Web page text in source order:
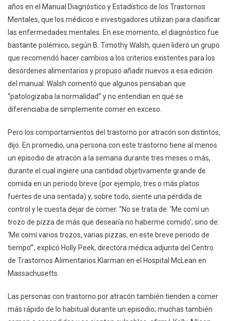
años en el Manual Diagnóstico y Estadístico de los Trastornos
Mentales, que los médicos e investigadores utilizan para clasificar
las enfermedades mentales. En ese momento, el diagnóstico fue
bastante polémico, según B. Timothy Walsh, quien lideró un grupo
que recomendó hacer cambios a los criterios existentes para los
desórdenes alimentarios y propuso añadir nuevos a esa edición
del manual. Walsh comentó que algunos pensaban que
“patologizaba la normalidad” y no entendían en qué se
diferenciaba de simplemente comer en exceso.
Pero los comportamientos del trastorno por atracón son distintos,
dijo. En promedio, una persona con este trastorno tiene al menos
un episodio de atracón a la semana durante tres meses o más,
durante el cual ingiere una cantidad objetivamente grande de
comida en un periodo breve (por ejemplo, tres o más platos
fuertes de una sentada) y, sobre todo, siente una pérdida de
control y le cuesta dejar de comer. “No se trata de: ‘Me comí un
trozo de pizza de más que desearía no haberme comido’; sino de:
‘Me comí varios trozos, varias pizzas, en este breve periodo de
tiempo’”, explicó Holly Peek, directora médica adjunta del Centro
de Trastornos Alimentarios Klarman en el Hospital McLean en
Massachusetts.
Las personas con trastorno por atracón también tienden a comer
más rápido de lo habitual durante un episodio; muchas también